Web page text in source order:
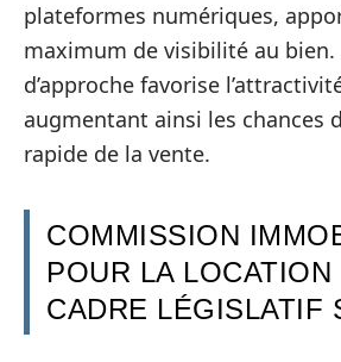
plateformes numériques,
maximum de visibilité au bien.
d’approche favorise
augmentant ainsi les chances
rapide de la vente.
COMMISSION
POUR LA LOCATION
CADRE LÉGISLATIF